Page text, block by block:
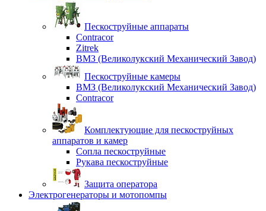
Пескоструйные аппараты
Contracor
Zitrek
ВМЗ (Великолукский Механический Завод)
Пескоструйные камеры
ВМЗ (Великолукский Механический Завод)
Contracor
Комплектующие для пескоструйных
аппаратов и камер
Сопла пескоструйные
Рукава пескоструйные
Защита оператора
Электрогенераторы и мотопомпы